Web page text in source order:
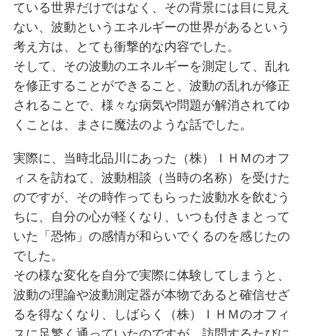
ている世界だけではなく、その背景には目に見え
ない、波動というエネルギーの世界があるという
考え方は、とても衝撃的な内容でした。
そして、その波動のエネルギーを測定して、乱れ
を修正することができること、波動の乱れが修正
されることで、様々な病気や問題が解消されてゆ
くことは、まさに魔法のような話でした。
実際に、当時北品川にあった（株）ＩＨＭのオフ
ィスを訪ねて、波動相談（当時の名称）を受けた
のですが、その時作ってもらった波動水を飲むう
ちに、自分の心が軽くなり、いつも付きまとって
いた「恐怖」の感情が和らいでくるのを感じたの
でした。
その様な変化を自分で実際に体験してしまうと、
波動の理論や波動測定器が本物であると確信せざ
るを得なくなり、しばらく（株）ＩＨＭのオフィ